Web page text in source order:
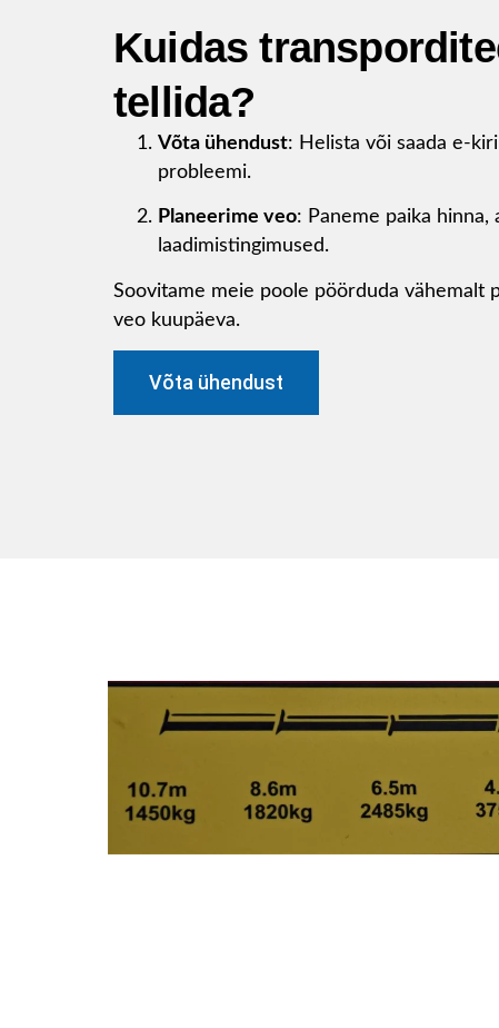
Kuidas
tellida?
Võta ühendust: Helista või saada e-
probleemi.
Planeerime veo: Paneme paika hinna,
laadimistingimused.
Soovitame meie poole pöörduda vähemalt
veo kuupäeva.
Võta ühendust